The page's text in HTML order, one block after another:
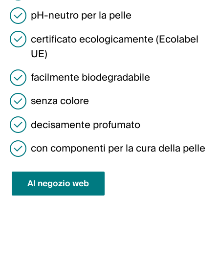
Germania
Deutsch
English
Svezia
Svenska
English
Polonia
English
pH-neutro per la pelle
certificato ecologicamente (Ecolabel
UE)
facilmente biodegradabile
senza colore
decisamente profumato
con componenti per la cura della pelle
Al negozio web